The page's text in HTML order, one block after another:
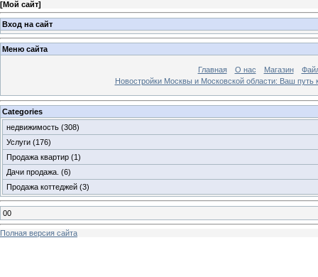
[Мой сайт]
Вход на сайт
Меню сайта
Главная О нас Магазин
Новостройки Москвы и Московской области: Ваш
Categories
недвижимость (308)
Услуги (176)
Продажа квартир (1)
Дачи продажа. (6)
Продажа коттеджей (3)
00
Полная версия сайта